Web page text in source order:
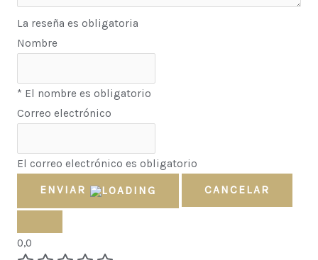
La reseña es obligatoria
Nombre
* El nombre es obligatorio
Correo electrónico
El correo electrónico es obligatorio
ENVIAR CANCELAR
0,0